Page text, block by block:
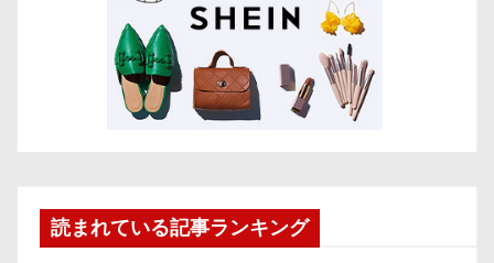
読まれている記事ランキング